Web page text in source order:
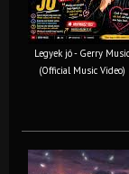
Legyek jó - Gerry Music
(Official Music Video)